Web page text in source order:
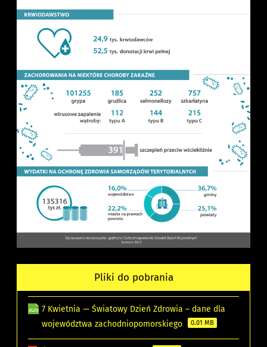
Pliki do pobrania
7 Kwietnia — Światowy Dzień Zdrowia – dane dla
województwa zachodniopomorskiego
0.01 MB